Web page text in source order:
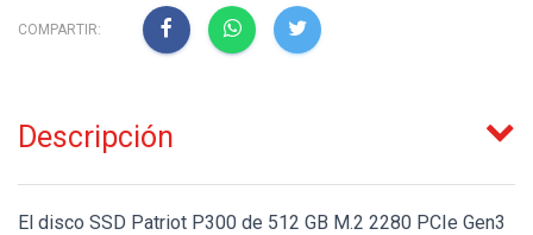
COMPARTIR:
Descripción
El disco SSD Patriot P300 de 512 GB M.2 2280 PCIe Gen3